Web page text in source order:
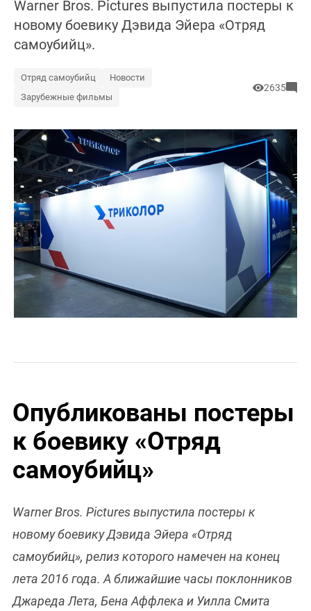
Warner Bros. Pictures выпустила постеры к
новому боевику Дэвида Эйера «Отряд
самоубийц».
Отряд самоубийц
Новости
Зарубежные фильмы
2635
Опубликованы постеры
к боевику «Отряд
самоубийц»
Warner Bros. Pictures выпустила постеры к
новому боевику Дэвида Эйера «Отряд
самоубийц», релиз которого намечен на конец
лета 2016 года. А ближайшие часы поклонников
Джареда Лета, Бена Аффлека и Уилла Смита